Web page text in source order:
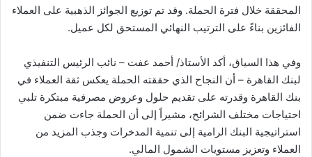
المحققة خلال فترة الحملة. وقد تم توزيع الجوائز الذهبية على العملاء
الفائزين بناءً على الترتيب النهائي المستحق لكل عميل.
وفي هذا السياق، أكد الأستاذ/ أحمد عفت – نائب الرئيس التنفيذي
لبنك القاهرة – أن النجاح الذي حققته الحملة يعكس ثقة العملاء في
بنك القاهرة وقدرته على تقديم حلول وعروض مصرفية مبتكرة تلبي
احتياجات مختلف الشرائح، مشيراً إلى أن الحملة جاءت ضمن
استراتيجية البنك الرامية إلى تنمية المدخرات وجذب المزيد من
العملاء وتعزيز مستويات الشمول المالي.